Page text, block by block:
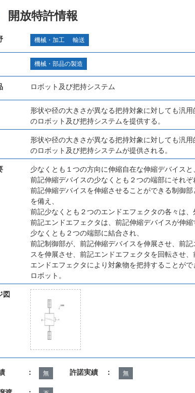
開放特許情報
機械・加工 輸送
機械・部品の製造
ロボット及び把持システム
形状や径の大きさが異なる把持対象に対しても汎
のロボット及び把持システムを提供する。
形状や径の大きさが異なる把持対象に対しても汎
のロボット及び把持システムが提供される。
少なくとも１つの方向に伸縮自在な伸縮デバイスと
前記伸縮デバイスの少なくとも２つの端部にそれ
前記伸縮デバイスを伸縮させることができる制御部
を備え、
前記少なくとも２つのエンドエフェクタの各々は
前記エンドエフェクタは、前記伸縮デバイスが伸
少なくとも２つの端部に結合され、
前記制御部が、前記伸縮デバイスを伸展させ、前
スを伸展させ、前記エンドエフェクタを回転させ
エンドエフェクタにより対象物を把持することがで
ロボット。
図
績 ： 無 許諾実績 ： 無